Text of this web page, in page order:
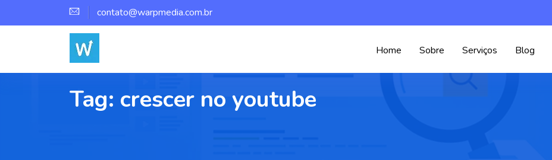
contato@warpmedia.com.br
Home Sobre Serviços Blog
Tag: crescer no youtube